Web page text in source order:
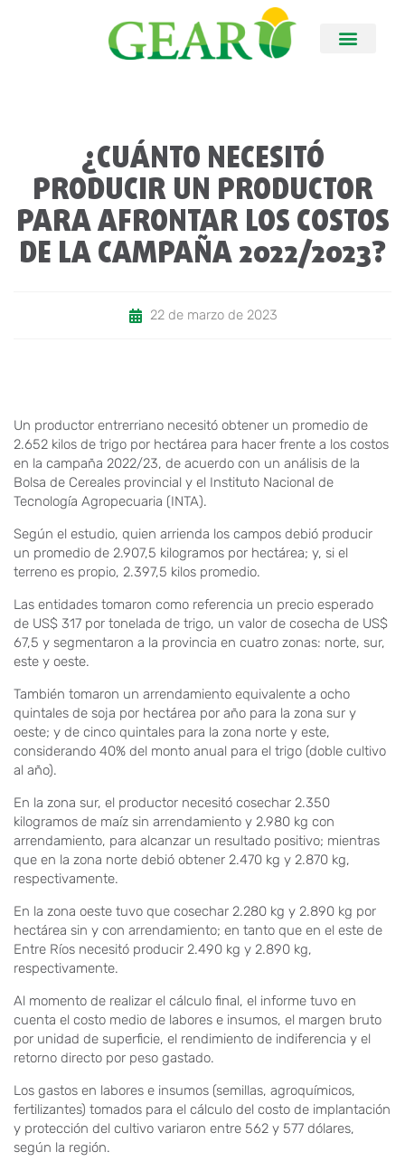
¿CUÁNTO NECESITÓ
PRODUCIR UN PRODUCTOR
PARA AFRONTAR LOS COSTOS
DE LA CAMPAÑA 2022/2023?
22 de marzo de 2023
Un productor entrerriano necesitó obtener un promedio de
2.652 kilos de trigo por hectárea para hacer frente a los costos
en la campaña 2022/23, de acuerdo con un análisis de la
Bolsa de Cereales provincial y el Instituto Nacional de
Tecnología Agropecuaria (INTA).
Según el estudio, quien arrienda los campos debió producir
un promedio de 2.907,5 kilogramos por hectárea; y, si el
terreno es propio, 2.397,5 kilos promedio.
Las entidades tomaron como referencia un precio esperado
de US$ 317 por tonelada de trigo, un valor de cosecha de US$
67,5 y segmentaron a la provincia en cuatro zonas: norte, sur,
este y oeste.
También tomaron un arrendamiento equivalente a ocho
quintales de soja por hectárea por año para la zona sur y
oeste; y de cinco quintales para la zona norte y este,
considerando 40% del monto anual para el trigo (doble cultivo
al año).
En la zona sur, el productor necesitó cosechar 2.350
kilogramos de maíz sin arrendamiento y 2.980 kg con
arrendamiento, para alcanzar un resultado positivo; mientras
que en la zona norte debió obtener 2.470 kg y 2.870 kg,
respectivamente.
En la zona oeste tuvo que cosechar 2.280 kg y 2.890 kg por
hectárea sin y con arrendamiento; en tanto que en el este de
Entre Ríos necesitó producir 2.490 kg y 2.890 kg,
respectivamente.
Al momento de realizar el cálculo final, el informe tuvo en
cuenta el costo medio de labores e insumos, el margen bruto
por unidad de superficie, el rendimiento de indiferencia y el
retorno directo por peso gastado.
Los gastos en labores e insumos (semillas, agroquímicos,
fertilizantes) tomados para el cálculo del costo de implantación
y protección del cultivo variaron entre 562 y 577 dólares,
según la región.